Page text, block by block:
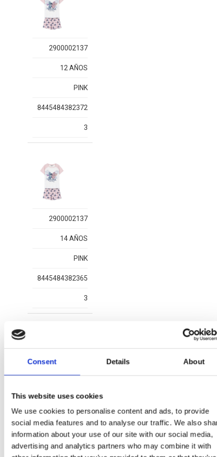
Consent Details About
This website uses cookies
We use cookies to personalise content and ads, to provide
social media features and to analyse our traffic. We also
information about your use of our site with our social media,
advertising and analytics partners who may combine it with
2900002137
12 AÑOS
PINK
8445484382372
3
2900002137
14 AÑOS
PINK
8445484382365
3
More Items STITCH